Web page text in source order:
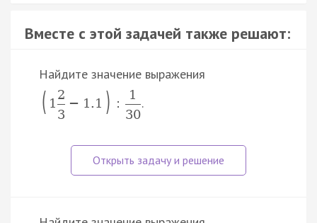
Вместе с этой задачей также решают:
Найдите значение выражения
( 1
2
3
− 1.1 ) :
1
30
.